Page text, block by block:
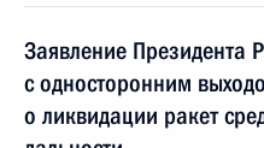
Заявление Президента
с односторонним
о ликвидации ракет